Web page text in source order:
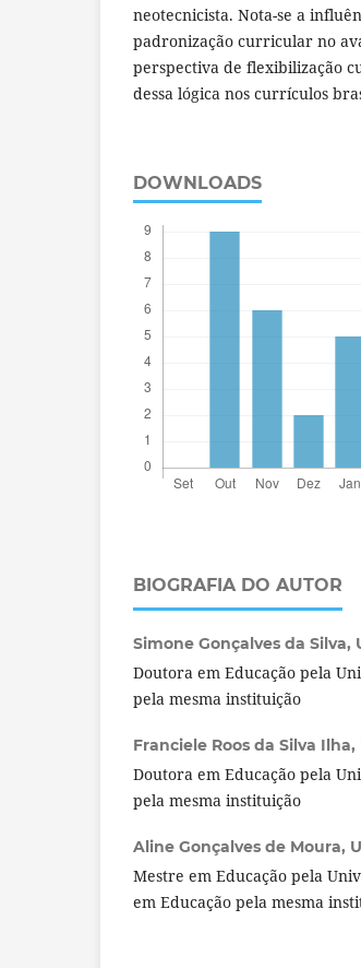
neotecnicista. Nota-se a
padronização curricular no
perspectiva de flexibilização
dessa lógica nos currículos
DOWNLOADS
BIOGRAFIA DO AUTOR
Simone Gonçalves da Silva,
Doutora em Educação pela
pela mesma instituição
Franciele Roos da Silva Ilha,
Doutora em Educação pela
pela mesma instituição
Aline Gonçalves de Moura,
Mestre em Educação pela
em Educação pela mesma